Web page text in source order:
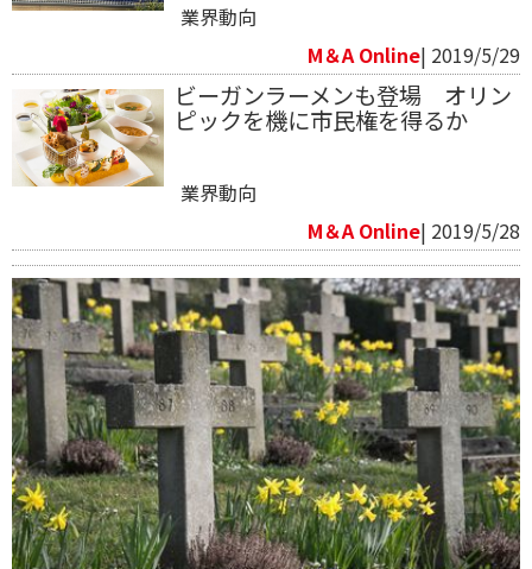
業界動向
M＆A Online| 2019/5/29
ビーガンラーメンも登場 オリン
ピックを機に市民権を得るか
業界動向
M＆A Online| 2019/5/28